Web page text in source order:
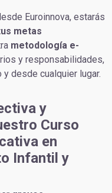
Euroinnova, estarás
metas
metodología e-
y responsabilidades,
desde cualquier lugar.
y
Curso
en
Infantil y